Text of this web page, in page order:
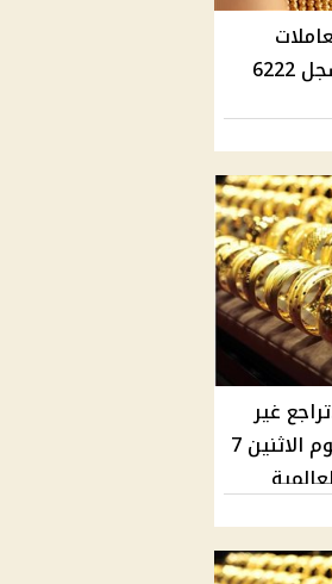
الجمعة 10 أكتوبر وعيار 24 يسجل 6222
غير
متوقع يضرب أسعار الذهب اليوم الاثنين 7
ساعات